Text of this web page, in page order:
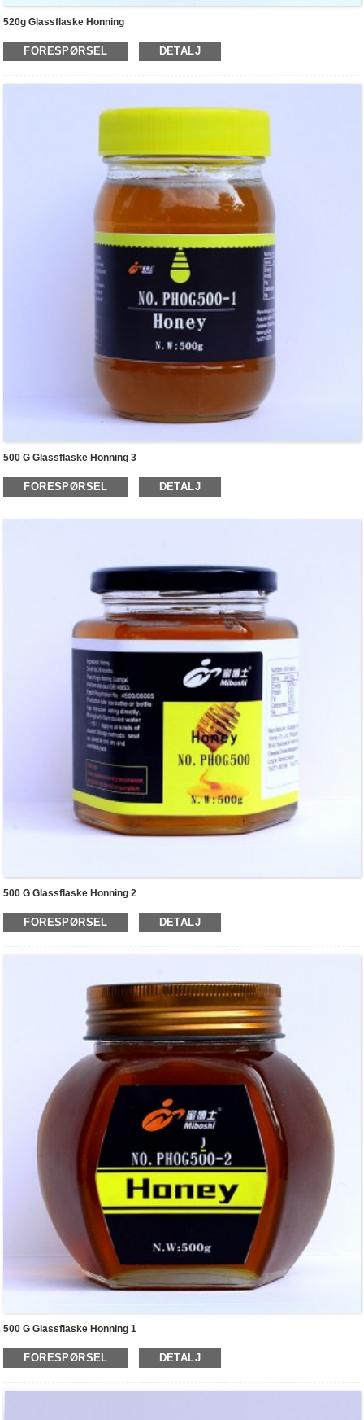
520g Glassflaske Honning
FORESPØRSEL DETALJ
500 G Glassflaske Honning 3
FORESPØRSEL DETALJ
500 G Glassflaske Honning 2
FORESPØRSEL DETALJ
500 G Glassflaske Honning 1
FORESPØRSEL DETALJ